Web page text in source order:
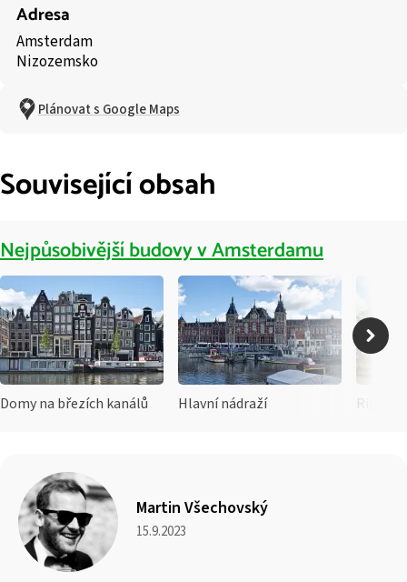
Adresa
Amsterdam
Nizozemsko
Plánovat s Google Maps
Související obsah
Nejpůsobivější budovy v Amsterdamu
Domy na březích kanálů Hlavní nádraží
Martin Všechovský
15.9.2023